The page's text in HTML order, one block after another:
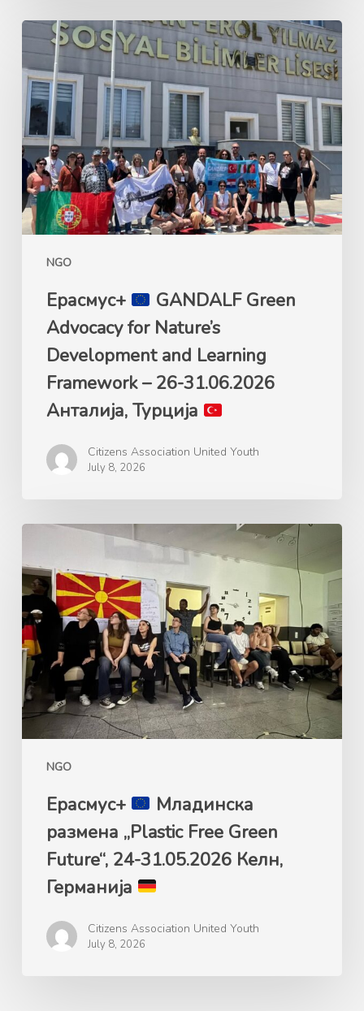
NGO
Ерасмус+
GANDALF
Green
Advocacy
for
Nature’s
Development
and
Learning
31.06.2026
Анталија,
Турција
Ерасмус+
GANDALF Green
Advocacy for Nature’s
Development and Learning
Framework – 26-31.06.2026
Анталија, Турција
Citizens Association United Youth
July 8, 2026
NGO
Ерасмус+
Mладинска
размена
„Plastic
Free
Green
Future“,
24-
31.05.2026
Германија
Ерасмус+
Mладинска
размена „Plastic Free Green
Future“, 24-31.05.2026 Келн,
Германија
Citizens Association United Youth
July 8, 2026